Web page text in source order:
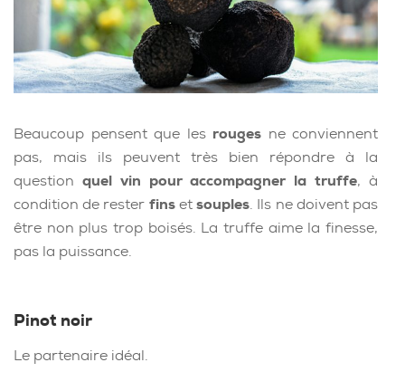
Beaucoup pensent que lesrouges ne conviennent
pas, mais ils peuvent très bien répondre à la
question quel vin pour accompagner la truffe, à
condition de rester finsetsouples. Ils ne doivent pas
être non plus trop boisés. La truffe aime la finesse,
pas la puissance.
Pinot noir
Le partenaire idéal.